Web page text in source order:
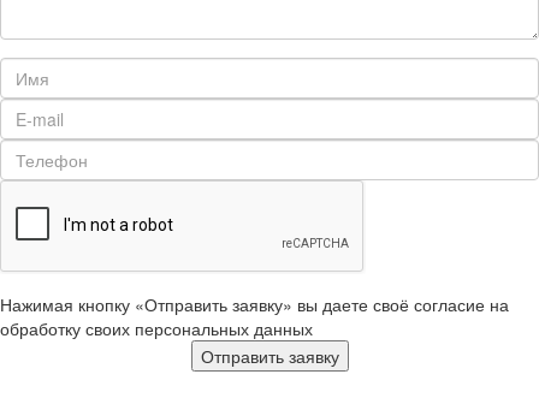
Нажимая кнопку «Отправить заявку» вы даете своё согласие на
обработку своих персональных данных
Отправить заявку